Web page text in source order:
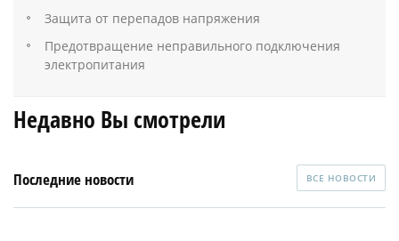
Защита от перепадов напряжения
Предотвращение неправильного подключения
электропитания
Недавно Вы смотрели
Последние новости ВСЕ НОВОСТИ